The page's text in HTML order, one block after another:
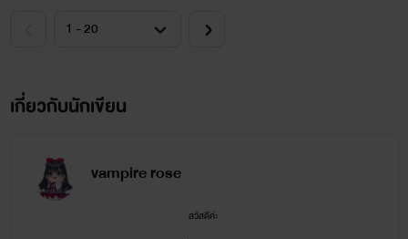
เกี่ยวกับนักเขียน
vampire rose
สวัสดีค่ะ